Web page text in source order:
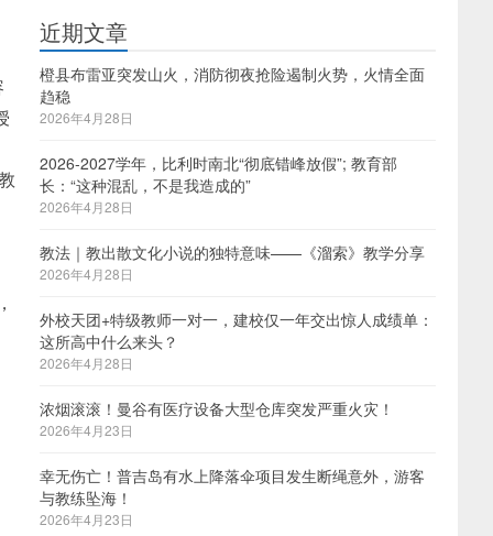
近期文章
橙县布雷亚突发山火，消防彻夜抢险遏制火势，火情全面
趋稳
2026年4月28日
2026-2027学年，比利时南北“彻底错峰放假”; 教育部
长：“这种混乱，不是我造成的”
2026年4月28日
教法｜教出散文化小说的独特意味——《溜索》教学分享
2026年4月28日
外校天团+特级教师一对一，建校仅一年交出惊人成绩单：
这所高中什么来头？
2026年4月28日
浓烟滚滚！曼谷有医疗设备大型仓库突发严重火灾！
2026年4月23日
幸无伤亡！普吉岛有水上降落伞项目发生断绳意外，游客
与教练坠海！
2026年4月23日